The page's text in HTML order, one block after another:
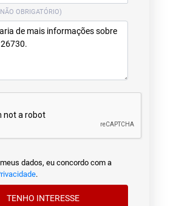
OBRIGATÓRIO)
dados, eu concordo com a
.
TENHO INTERESSE